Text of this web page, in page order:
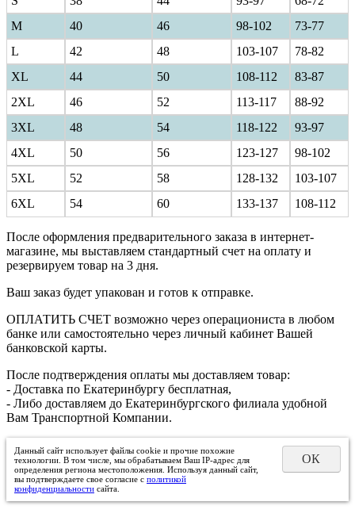
M
40 46 98-102
73-77
L
42 48 103-107
78-82
XL
44 50 108-112
83-87
2XL
46 52 113-117
88-92
3XL
48 54 118-122
93-97
4XL
50 56 123-127
98-102
5XL
52 58 128-132
103-107
6XL
54 60 133-137 108-112
После оформления предварительного заказа в интернет-
магазине, мы выставляем стандартный счет на оплату и
резервируем товар на 3 дня.
Ваш заказ будет упакован и готов к отправке.
ОПЛАТИТЬ СЧЕТ возможно через операциониста в любом
банке или самостоятельно через личный кабинет Вашей
банковской карты.
После подтверждения оплаты мы доставляем товар:
- Доставка по Екатеринбургу бесплатная,
- Либо доставляем до Екатеринбургского филиала удобной
Вам Транспортной Компании.
Данный сайт использует файлы cookie и прочие похожие
технологии. В том числе, мы обрабатываем Ваш IP-адрес для
определения региона местоположения. Используя данный сайт,
вы подтверждаете свое согласие с политикой
конфиденциальности сайта.
ОК